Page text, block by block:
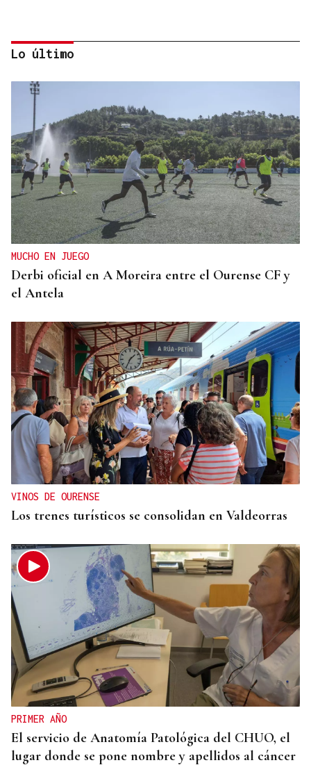
MODA
Black Friday 2025: el (ya no tan) secreto mejor
guardado del armario de las que más saben
Lo último
MUCHO EN JUEGO
Derbi oficial en A Moreira entre el Ourense CF y
el Antela
VINOS DE OURENSE
Los trenes turísticos se consolidan en Valdeorras
PRIMER AÑO
El servicio de Anatomía Patológica del CHUO, el
lugar donde se pone nombre y apellidos al cáncer